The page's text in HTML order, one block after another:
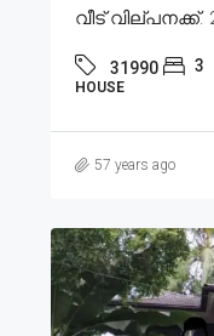
വീട് വില്പനക്ക്.
31990 3
HOUSE
57 years ago